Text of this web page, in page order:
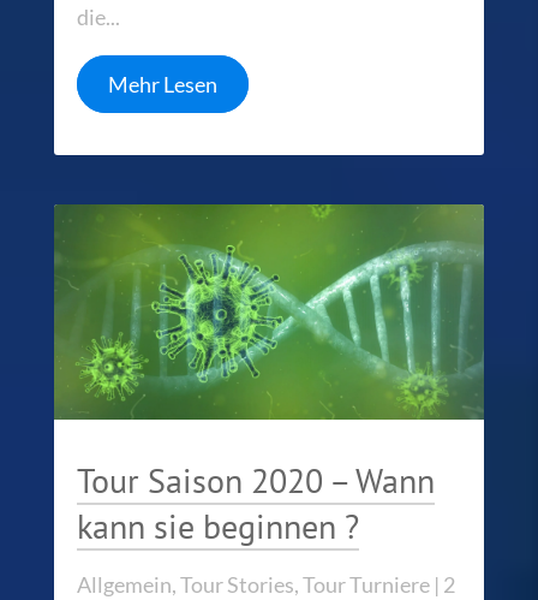
die...
Mehr Lesen
Tour Saison 2020 – Wann
kann sie beginnen ?
Allgemein,Tour Stories,Tour Turniere| 2